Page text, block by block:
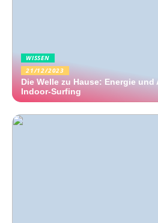
WISSEN
21/12/2023
Die Welle zu Hause: Energie und
Indoor-Surfing